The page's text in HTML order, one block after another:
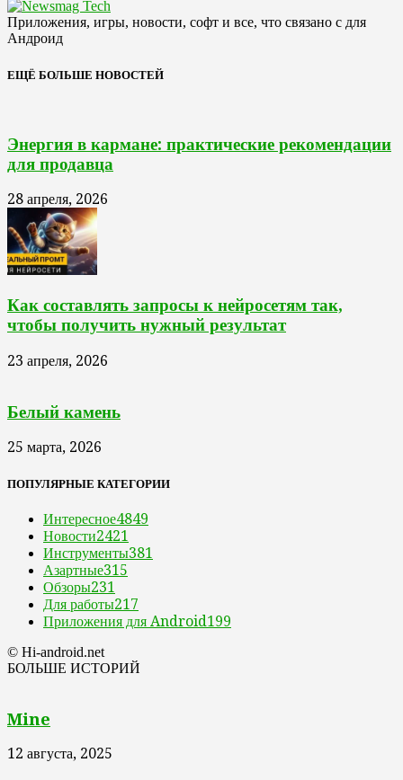
Приложения, игры, новости, софт и все, что связано с для
Андроид
ЕЩЁ БОЛЬШЕ НОВОСТЕЙ
Энергия в кармане: практические рекомендации
для продавца
28 апреля, 2026
Как составлять запросы к нейросетям так,
чтобы получить нужный результат
23 апреля, 2026
Белый камень
25 марта, 2026
ПОПУЛЯРНЫЕ КАТЕГОРИИ
Интересное4849
Новости2421
Инструменты381
Азартные315
Обзоры231
Для работы217
Приложения для Android199
© Hi-android.net
БОЛЬШЕ ИСТОРИЙ
Mine
12 августа, 2025